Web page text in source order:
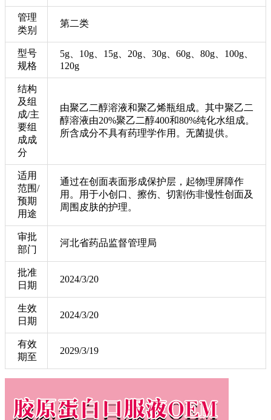
管理
类别
第二类
型号
规格
5g、10g、15g、20g、30g、60g、80g、100g、
120g
结构
及组
成/主
要组
成成
分
由聚乙二醇溶液和聚乙烯瓶组成。其中聚乙二
醇溶液由20%聚乙二醇400和80%纯化水组成。
所含成分不具有药理学作用。无菌提供。
适用
范围/
预期
用途
通过在创面表面形成保护层，起物理屏障作
用。用于小创口、擦伤、切割伤非慢性创面及
周围皮肤的护理。
审批
部门
河北省药品监督管理局
批准
日期
2024/3/20
生效
日期
2024/3/20
有效
期至
2029/3/19